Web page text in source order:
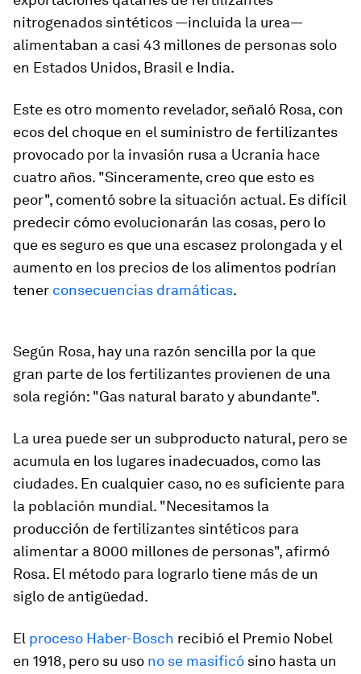
nitrogenados sintéticos —incluida la urea—
alimentaban a casi 43 millones de personas solo
en Estados Unidos, Brasil e India.
Este es otro momento revelador, señaló Rosa, con
ecos del choque en el suministro de fertilizantes
provocado por la invasión rusa a Ucrania hace
cuatro años. "Sinceramente, creo que esto es
peor", comentó sobre la situación actual. Es difícil
predecir cómo evolucionarán las cosas, pero lo
que es seguro es que una escasez prolongada y el
aumento en los precios de los alimentos podrían
tener consecuencias dramáticas.
Según Rosa, hay una razón sencilla por la que
gran parte de los fertilizantes provienen de una
sola región: "Gas natural barato y abundante".
La urea puede ser un subproducto natural, pero se
acumula en los lugares inadecuados, como las
ciudades. En cualquier caso, no es suficiente para
la población mundial. "Necesitamos la
producción de fertilizantes sintéticos para
alimentar a 8000 millones de personas", afirmó
Rosa. El método para lograrlo tiene más de un
siglo de antigüedad.
El proceso Haber-Bosch recibió el Premio Nobel
en 1918, pero su uso no se masificó sino hasta un